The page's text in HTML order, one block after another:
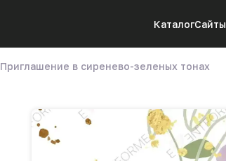
КаталогСайты
Приглашение в сиренево-зеленых тонах